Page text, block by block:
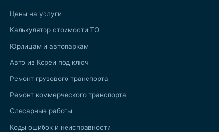
Цены на услуги
Калькулятор стоимости ТО
Юрлицам и автопаркам
Авто из Кореи под ключ
Ремонт грузового транспорта
Ремонт коммерческого транспорта
Слесарные работы
Коды ошибок и неисправности